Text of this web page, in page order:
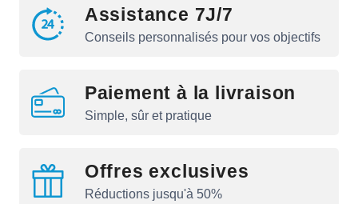
Assistance 7J/7
Conseils personnalisés pour vos objectifs
Paiement à la livraison
Simple, sûr et pratique
Offres exclusives
Réductions jusqu'à 50%